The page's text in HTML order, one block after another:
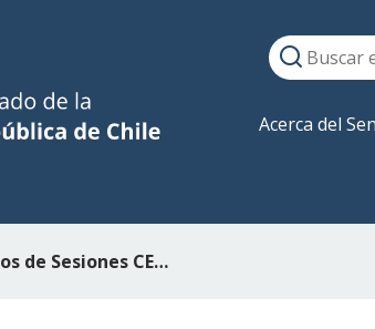
Acerca del
Diarios de Sesiones CEMP 2026